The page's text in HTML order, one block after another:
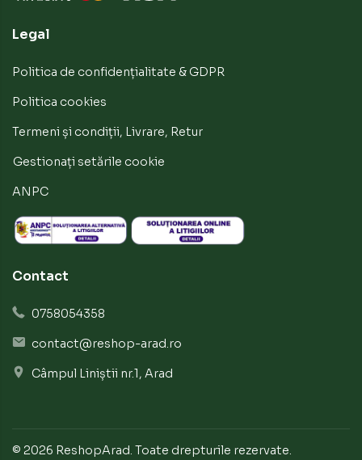
Legal
Politica de confidențialitate & GDPR
Politica cookies
Termeni și condiții, Livrare, Retur
Gestionați setările cookie
ANPC
Contact
0758054358
contact@reshop-arad.ro
Câmpul Liniștii nr.1, Arad
© 2026 ReshopArad. Toate drepturile rezervate.